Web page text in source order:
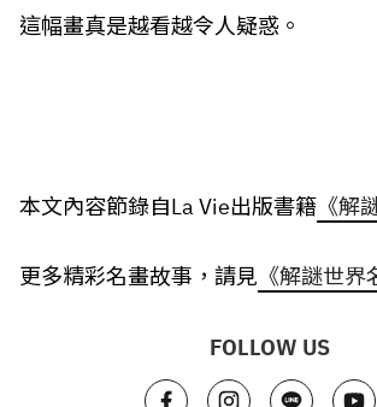
這幅畫真是越看越令人疑惑。
本文內容節錄自La Vie出版書籍 《解
更多精彩名畫故事，請見 《解謎世界
FOLLOW US